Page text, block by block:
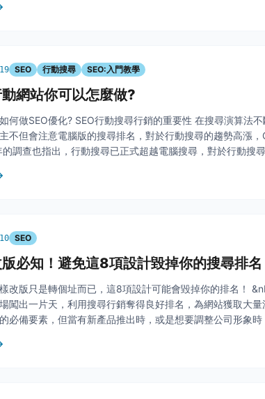
SEO 行動搜尋 SEO:入門教學
網站你可以怎麼做?
何做SEO優化? SEO行動搜尋行銷的重要性 在搜尋演算法
不但會注意電腦版的搜尋排名，對於行動搜尋的趨勢高漲，
調查也指出，行動搜尋已正式超越電腦搜尋，對於行動搜
SEO
必知！避免這8項設計毀掉你的搜尋排名
改版只是轉個址而已，這8項設計可能會毀掉你的排名！
闖出一片天，利用搜尋行銷奪得良好排名，為網站獲取大量
必備要素，但當有新產品推出時，或是想要調整公司形象時
掉